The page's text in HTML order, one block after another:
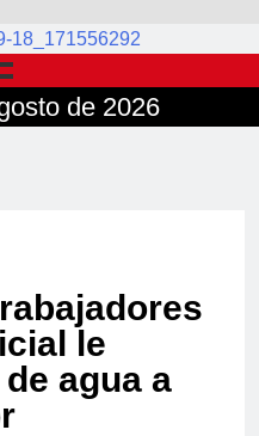
de 2026
le
agua a